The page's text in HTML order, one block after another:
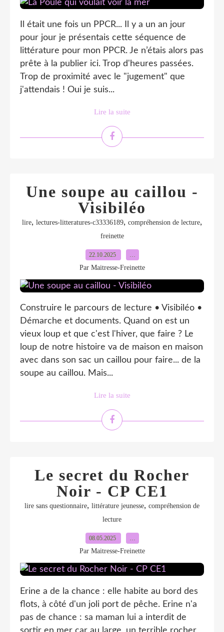
Il était une fois un PPCR... Il y a un an jour
pour jour je présentais cette séquence de
littérature pour mon PPCR. Je n’étais alors pas
prête à la publier ici. Trop d'heures passées.
Trop de proximité avec le "jugement" que
j'attendais ! Oui je suis...
Lire la suite
Une soupe au caillou -
Visibiléo
lire, lectures-litteratures-c33336189, compréhension de lecture,
freinette
22.10.2025 …
Par Maitresse-Freinette
Construire le parcours de lecture • Visibiléo •
Démarche et documents. Quand on est un
vieux loup et que c'est l'hiver, que faire ? Le
loup de notre histoire va de maison en maison
avec dans son sac un caillou pour faire... de la
soupe au caillou. Mais...
Lire la suite
Le secret du Rocher
Noir - CP CE1
lire sans questionnaire, littérature jeunesse, compréhension de
lecture
08.05.2025 …
Par Maitresse-Freinette
Erine a de la chance : elle habite au bord des
flots, à côté d'un joli port de pêche. Erine n'a
pas de chance : sa maman lui a interdit de